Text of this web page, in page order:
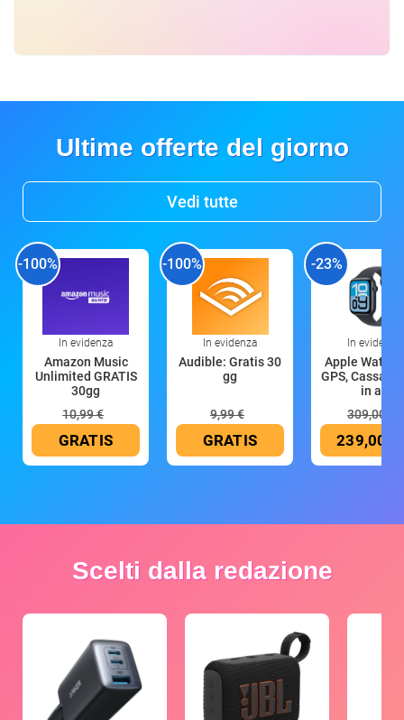
Ultime offerte del giorno
Vedi tutte
-100%
In evidenza
Amazon Music
Unlimited GRATIS
30gg
10,99 €
GRATIS
-100%
In evidenza
Audible: Gratis 30
gg
9,99 €
GRATIS
-23%
In evidenza
Apple Watch
GPS, Cassa
in all
309,00 €
239,00 €
Scelti dalla redazione